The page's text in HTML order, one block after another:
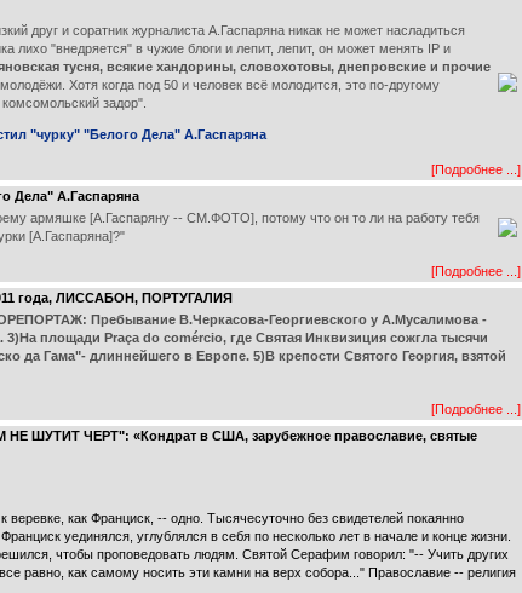
друг и соратник журналиста А.Гаспаряна никак не может насладиться
лихо "внедряется" в чужие блоги и лепит, лепит, он может менять IP и
тусня, всякие хандорины, словохотовы, днепровские и прочие
Хотя когда под 50 и человек всё молодится, это по-другому
задор".
"чурку" "Белого Дела" А.Гаспаряна
[Подробнее ...]
Дела" А.Гаспаряна
[А.Гаспаряну -- СМ.ФОТО], потому что он то ли на работу тебя
[А.Гаспаряна]?"
[Подробнее ...]
года, ЛИССАБОН, ПОРТУГАЛИЯ
Пребывание В.Черкасова-Георгиевского у А.Мусалимова -
площади Praça do comércio, где Святая Инквизиция сожгла тысячи
да Гама"- длиннейшего в Европе. 5)В крепости Святого Георгия, взятой
[Подробнее ...]
ШУТИТ ЧЕРТ": «Кондрат в США, зарубежное православие, святые
как Франциск, -- одно. Тысячесуточно без свидетелей покаянно
уединялся, углублялся в себя по несколько лет в начале и конце жизни.
чтобы проповедовать людям. Святой Серафим говорил: "-- Учить других
равно, как самому носить эти камни на верх собора..." Православие -- религия